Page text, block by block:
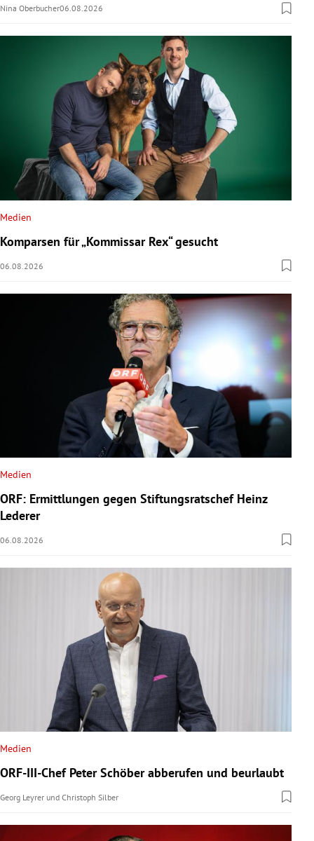
Nina Oberbucher06.08.2026
Medien
Komparsen für „Kommissar Rex“ gesucht
06.08.2026
Medien
ORF: Ermittlungen gegen Stiftungsratschef Heinz
Lederer
06.08.2026
Medien
ORF-III-Chef Peter Schöber abberufen und beurlaubt
Georg Leyrer und Christoph Silber